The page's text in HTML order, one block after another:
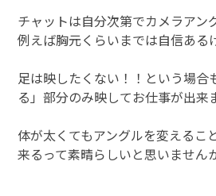
チャットは自分次第でカメラアン
例えば胸元くらいまでは自信ある
足は映したくない！！という場合
る」部分のみ映してお仕事が出来
体が太くてもアングルを変えるこ
来るって素晴らしいと思いませ